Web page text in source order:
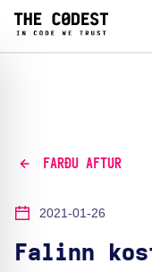
FARÐU AFTUR
2021-01-26
Falinn